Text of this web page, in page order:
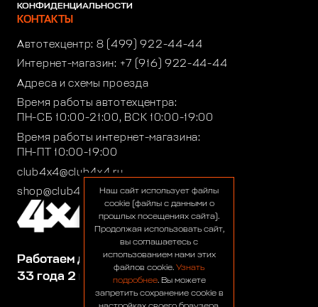
Работаем для вас:
33 года 2 месяца 24 дня
КОНФИДЕНЦИАЛЬНОСТИ
КОНТАКТЫ
Автотехцентр: 8 (499) 922-44-44
Интернет-магазин: +7 (916) 922-44-44
Адреса и схемы проезда
Время работы автотехцентра:
ПН-СБ 10:00-21:00, ВСК 10:00-19:00
Время работы интернет-магазина:
ПН-ПТ 10:00-19:00
club4x4@club4x4.ru
shop@club4x4.ruНаш сайт использует файлы
cookie (файлы с данными о
прошлых посещениях сайта).
Продолжая использовать сайт,
вы соглашаетесь с
использованием нами этих
файлов cookie. Узнать
подробнее. Вы можете
запретить сохранение cookie в